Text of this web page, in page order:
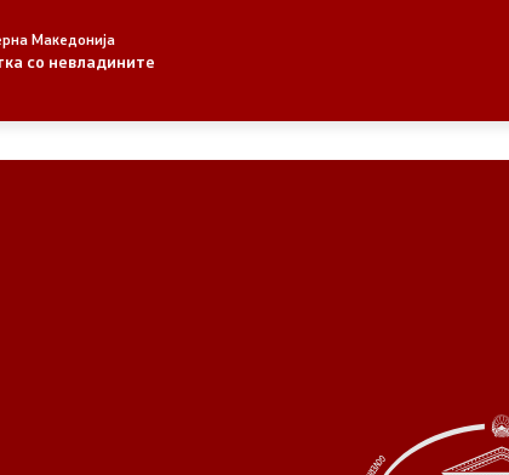
Македонија
со невладините